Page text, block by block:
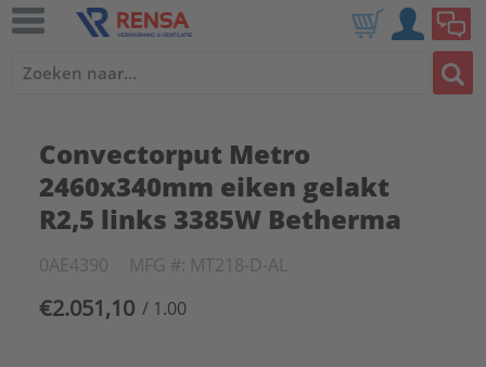
Convectorput Metro
2460x340mm eiken gelakt
R2,5 links 3385W Betherma
0AE4390 MFG #: MT218-D-AL
€2.051,10 / 1.00